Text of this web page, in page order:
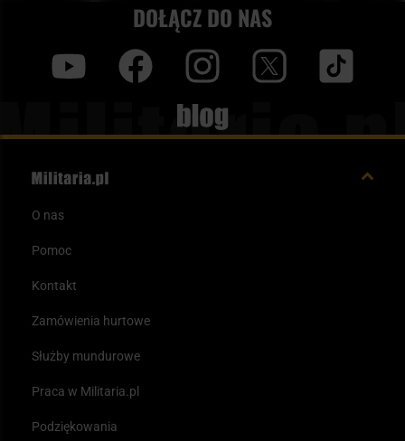
DOŁĄCZ DO NAS
Blog
O nas
Pomoc
Kontakt
Zamówienia hurtowe
Służby mundurowe
Praca w Militaria.pl
Podziękowania